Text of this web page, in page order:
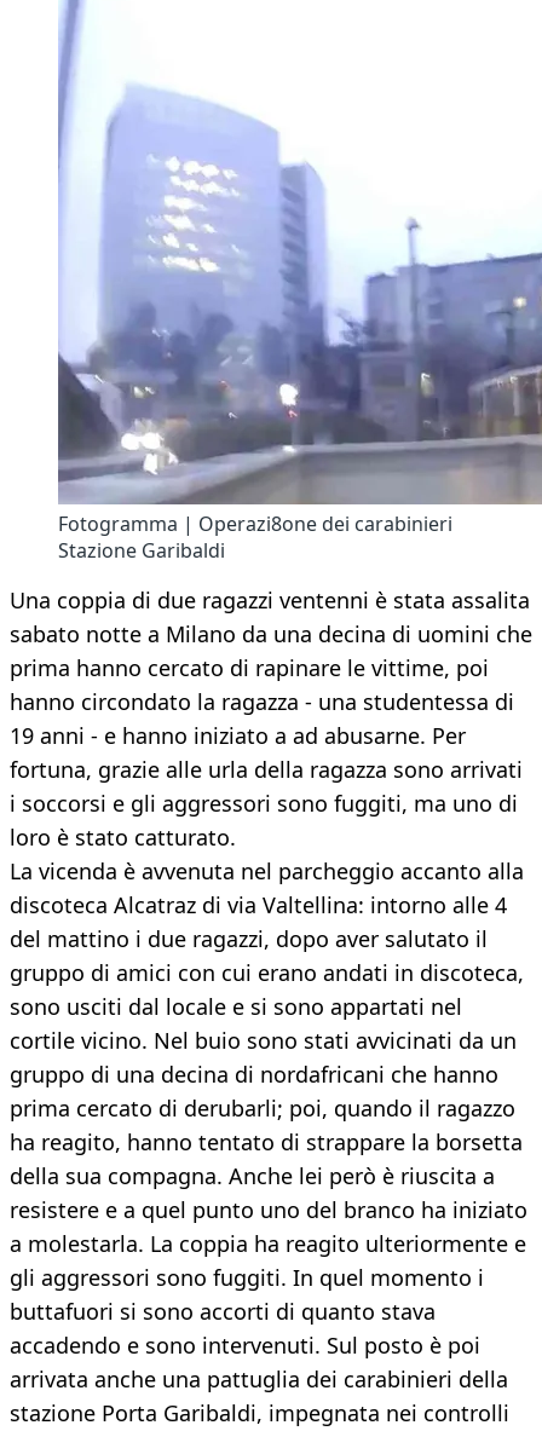
Fotogramma | Operazi8one dei carabinieri
Stazione Garibaldi
Una coppia di due ragazzi ventenni è stata assalita
sabato notte a Milano da una decina di uomini che
prima hanno cercato di rapinare le vittime, poi
hanno circondato la ragazza - una studentessa di
19 anni - e hanno iniziato a ad abusarne. Per
fortuna, grazie alle urla della ragazza sono arrivati
i soccorsi e gli aggressori sono fuggiti, ma uno di
loro è stato catturato.
La vicenda è avvenuta nel parcheggio accanto alla
discoteca Alcatraz di via Valtellina: intorno alle 4
del mattino i due ragazzi, dopo aver salutato il
gruppo di amici con cui erano andati in discoteca,
sono usciti dal locale e si sono appartati nel
cortile vicino. Nel buio sono stati avvicinati da un
gruppo di una decina di nordafricani che hanno
prima cercato di derubarli; poi, quando il ragazzo
ha reagito, hanno tentato di strappare la borsetta
della sua compagna. Anche lei però è riuscita a
resistere e a quel punto uno del branco ha iniziato
a molestarla. La coppia ha reagito ulteriormente e
gli aggressori sono fuggiti. In quel momento i
buttafuori si sono accorti di quanto stava
accadendo e sono intervenuti. Sul posto è poi
arrivata anche una pattuglia dei carabinieri della
stazione Porta Garibaldi, impegnata nei controlli